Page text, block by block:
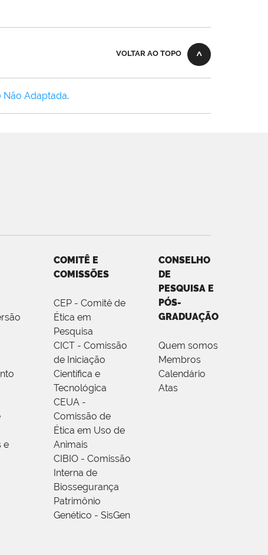
VOLTAR AO TOPO
Não Adaptada.
e
COMITÊ E
COMISSÕES
CEP - Comitê de
Ética em
Pesquisa
CICT - Comissão
de Iniciação
Científica e
Tecnológica
CEUA -
Comissão de
Ética em Uso de
Animais
CIBIO - Comissão
Interna de
Biossegurança
Patrimônio
Genético - SisGen
CONSELHO
DE
PESQUISA E
PÓS-
GRADUAÇÃO
Quem somos
Membros
Calendário
Atas